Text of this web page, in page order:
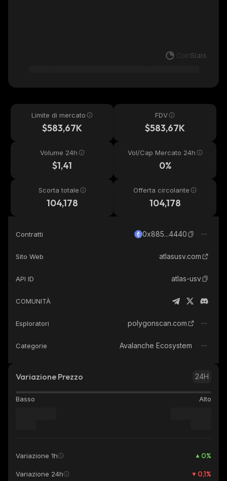
Limite di mercato
$583,67K
FDV
$583,67K
Volume 24h
$1,41
Vol/Cap Mercato 24h
0%
Scorta totale
104,178
Offerta circolante
104,178
Contratti 0x885...4440
Sito Web atlasusv.com
API ID atlas-usv
COMUNITÀ
Esploratori polygonscan.com
Categorie Avalanche Ecosystem
Variazione Prezzo 24H
Basso Alto
Variazione 1h 0%
Variazione 24h 0,1%